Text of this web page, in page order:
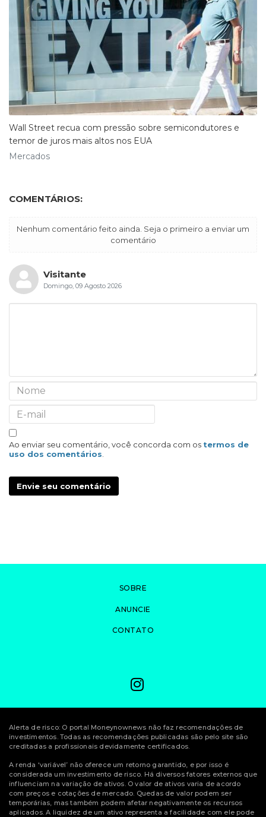
Wall Street recua com pressão sobre semicondutores e
temor de juros mais altos nos EUA
Mercados
COMENTÁRIOS:
Nenhum comentário feito ainda. Seja o primeiro a enviar um
comentário
Visitante
Domingo, 09 Agosto 2026
Ao enviar seu comentário, você concorda com os termos de
uso dos comentários
Envie seu comentário
SOBRE
ANUNCIE
CONTATO
Alerta de risco: O portal Moneynownews não faz recomendações de
investimentos. Todas as recomendações publicadas são pelo site são
creditadas a profissionais devidamente certificados.
A renda ‘variável’ não oferece um retorno garantido, e por isso é
considerada um investimento de risco. Há diversos fatores externos que
influenciam na variação de ativos. O valor de ativos varia de acordo
com preços e cotações de mercado. Quedas de valor podem ser
temporárias, mas também podem afetar negativamente os recursos
aplicados. A liquidez de um ativo representa a facilidade com ele pode